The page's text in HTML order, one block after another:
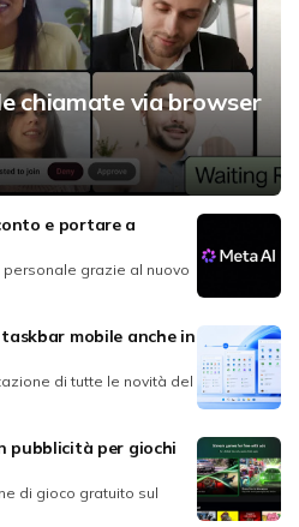
chiamate via browser
e portare a
grazie al nuovo
mobile anche in
di tutte le novità del
pubblicità per giochi
di gioco gratuito sul